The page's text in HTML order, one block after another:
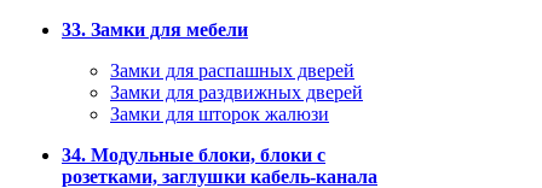
33. Замки для мебели
Замки для распашных дверей
Замки для раздвижных дверей
Замки для шторок жалюзи
34. Модульные блоки, блоки с
розетками, заглушки кабель-канала